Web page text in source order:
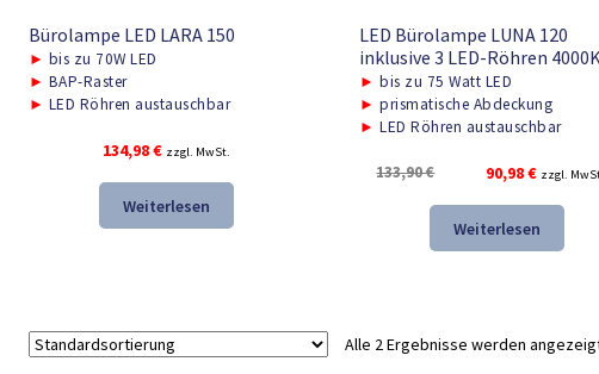
Bürolampe LED LARA 150
► bis zu 70W LED
► BAP-Raster
► LED Röhren austauschbar
134,98€ zzgl. MwSt.
Weiterlesen
LED Bürolampe LUNA 120
inklusive 3 LED-Röhren
► bis zu 75 Watt LED
► prismatische Abdeckung
► LED Röhren austauschbar
133,90€
Ursprünglicher
war:
133,90 €
90,98€
ist:
90,98 €.
zzgl.
Weiterlesen
Alle 2 Ergebnisse werden